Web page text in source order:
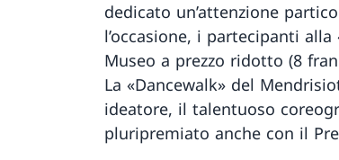
dedicato un’attenzione
l’occasione, i partecipanti
Museo a prezzo ridotto (8
La «Dancewalk» del
ideatore, il talentuoso
pluripremiato anche con il